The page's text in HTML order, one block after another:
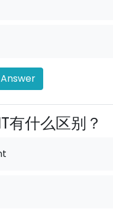
有什么区别？